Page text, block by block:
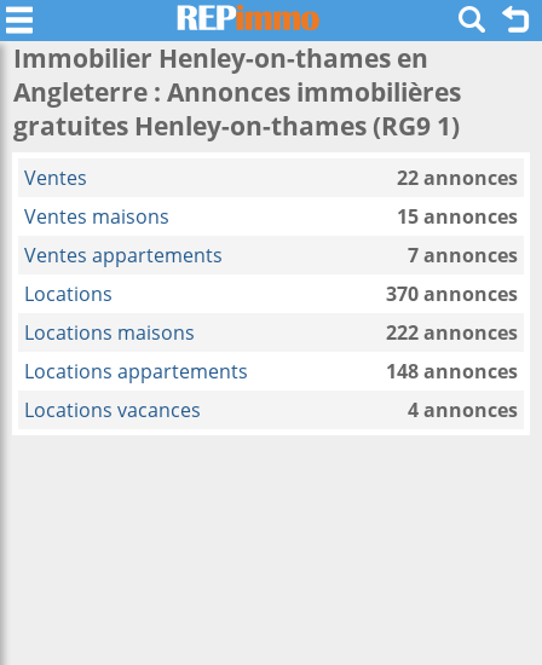
Immobilier Henley-on-thames en
Angleterre : Annonces immobilières
gratuites Henley-on-thames (RG9 1)
Ventes
22 annonces
Ventes maisons
15 annonces
Ventes appartements
7 annonces
Locations
370 annonces
Locations maisons
222 annonces
Locations appartements
148 annonces
Locations vacances
4 annonces